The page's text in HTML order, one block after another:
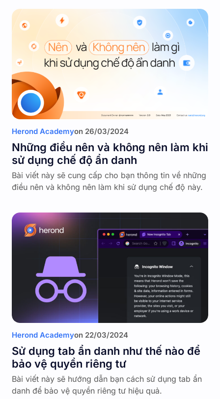
Herond Academyon 26/03/2024
Những điều nên và không nên làm khi
sử dụng chế độ ẩn danh
Bài viết này sẽ cung cấp cho bạn thông tin về những
điều nên và không nên làm khi sử dụng chế độ này.
Herond Academyon 22/03/2024
Sử dụng tab ẩn danh như thế nào để
bảo vệ quyền riêng tư
Bài viết này sẽ hướng dẫn bạn cách sử dụng tab ẩn
danh để bảo vệ quyền riêng tư hiệu quả.